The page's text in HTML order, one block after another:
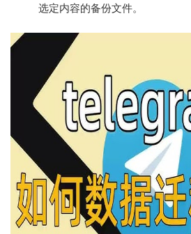
选定内容的备份文件。